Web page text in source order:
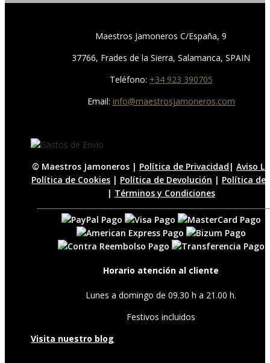
Maestros Jamoneros C/España, 9
37766, Frades de la Sierra, Salamanca, SPAIN
Teléfono: +34 923 390705
Email: info@maestrosjamoneros.com
© Maestros Jamoneros | Política de Privacidad |Aviso
Política de Cookies | Política de Devolución | Política de
| Términos y Condiciones
Horario atención al cliente
Lunes a domingo de 09.30 h a 21.00 h.
Festivos incluidos
Visita nuestro blog